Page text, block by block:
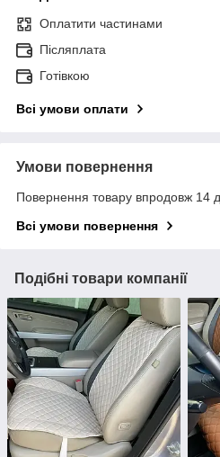
Оплатити частинами
Післяплата
Готівкою
Всі умови оплати
Умови повернення
Повернення товару впродовж 14
Всі умови повернення
Подібні товари компанії